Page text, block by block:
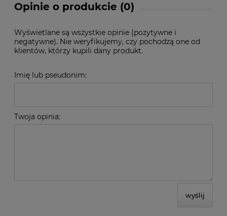
Opinie o produkcie (0)
Wyświetlane są wszystkie opinie (pozytywne i
negatywne). Nie weryfikujemy, czy pochodzą one od
klientów, którzy kupili dany produkt.
Imię lub pseudonim:
Twoja opinia:
wyślij